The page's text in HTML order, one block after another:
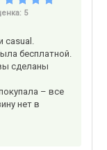
5
casual.
бесплатной.
сделаны
– все
нет в